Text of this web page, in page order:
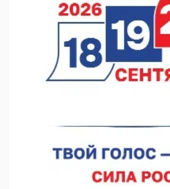
07.08.2026 12:15
В Нижнем Новгороде прошло
07.08.2026 12:04